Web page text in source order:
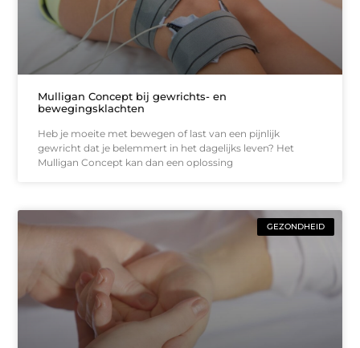
Mulligan Concept bij gewrichts- en
bewegingsklachten
Heb je moeite met bewegen of last van een pijnlijk
gewricht dat je belemmert in het dagelijks leven? Het
Mulligan Concept kan dan een oplossing
GEZONDHEID